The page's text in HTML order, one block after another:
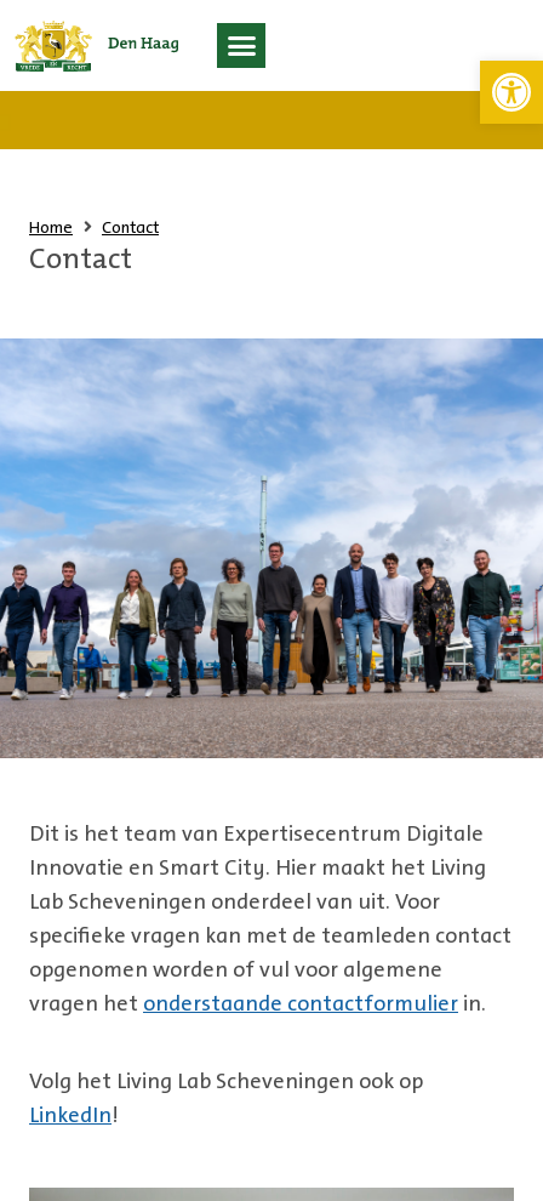
Home Contact
Contact
Dit is het team van Expertisecentrum Digitale
Innovatie en Smart City. Hier maakt het Living
Lab Scheveningen onderdeel van uit. Voor
specifieke vragen kan met de teamleden contact
opgenomen worden of vul voor algemene
vragen het onderstaande contactformulier in.
Volg het Living Lab Scheveningen ook op
LinkedIn!